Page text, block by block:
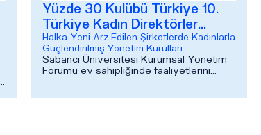
Yüzde 30 Kulübü Türkiye 10.
Türkiye Kadın Direktörler
Konferansı
Halka Yeni Arz Edilen Şirketlerde Kadınlarla
Güçlendirilmiş Yönetim Kurulları
Sabancı Üniversitesi Kurumsal Yönetim
Forumu ev sahipliğinde faaliyetlerini